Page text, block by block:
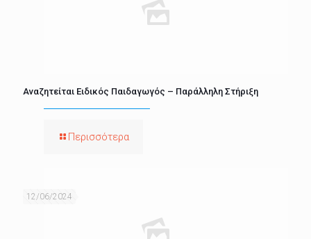
Αναζητείται Ειδικός Παιδαγωγός – Παράλληλη Στήριξη
Περισσότερα
12/06/2024